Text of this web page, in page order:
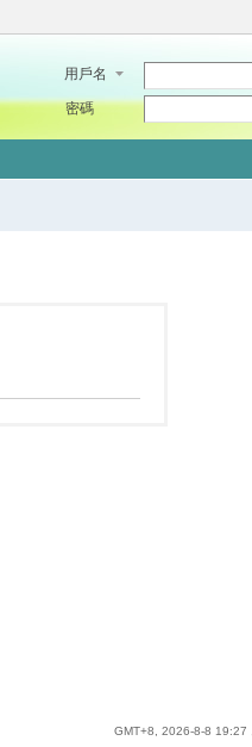
用戶名
密碼
GMT+8, 2026-8-8 19:27